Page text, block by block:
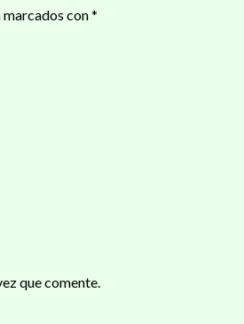
con*
que comente.